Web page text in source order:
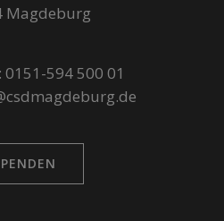
Magdeburg
594 500 01